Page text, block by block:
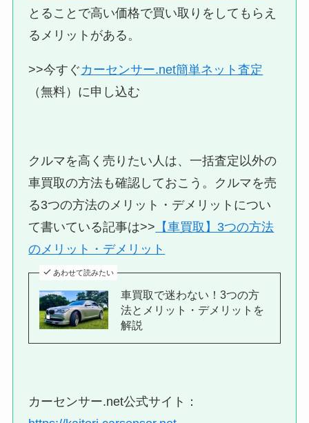
とることで高い価格で買い取りをしてもらえ
るメリットがある。
>>今すぐ カーセンサー.net簡単ネット査定
（無料）に申し込む
クルマを高く売りたい人は、一括査定以外の
車買取の方法も確認しておこう。クルマを売
る3つの方法のメリット・デメリットについ
て書いている記事は>> 【車買取】3つの方法
のメリット・デメリット
あわせて読みたい
車買取で迷わない！3つの方
法とメリット・デメリットを
解説
カーセンサー.net公式サイト：